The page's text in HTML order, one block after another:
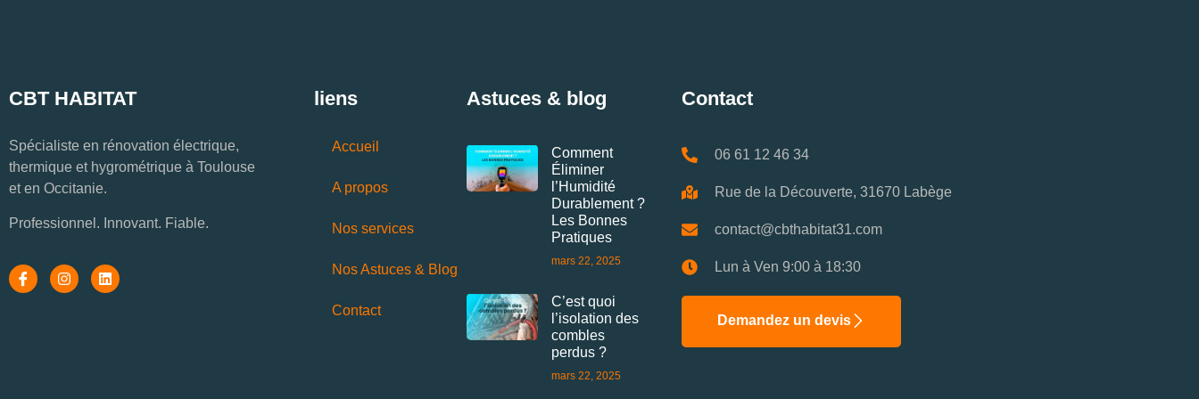
CBT HABITAT
Spécialiste en rénovation électrique,
thermique et hygrométrique à Toulouse
et en Occitanie.
Professionnel. Innovant. Fiable.
liens
Accueil
A propos
Nos services
Nos Astuces & Blog
Contact
Astuces & blog
Comment
Éliminer
l’Humidité
Durablement ?
Les Bonnes
Pratiques
mars 22, 2025
C’est quoi
l’isolation des
combles
perdus ?
mars 22, 2025
Contact
06 61 12 46 34
Rue de la Découverte, 31670 Labège
contact@cbthabitat31.com
Lun à Ven 9:00 à 18:30
Demandez un devis